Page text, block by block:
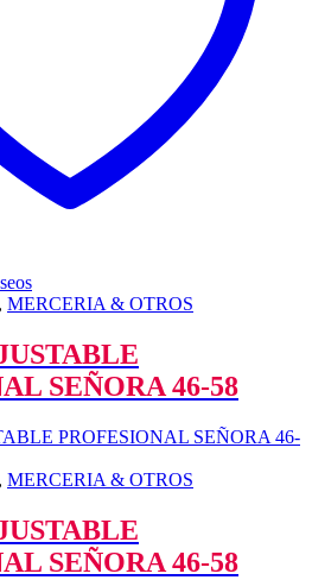
, MERCERIA & OTROS
SEÑORA 46-58
, MERCERIA & OTROS
SEÑORA 46-58